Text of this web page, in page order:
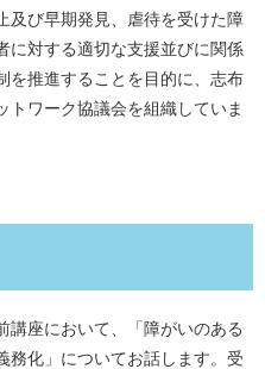
び早期発見、虐待を受けた障
に対する適切な支援並びに関係
を推進することを目的に、志布
トワーク協議会を組織していま
座において、「障がいのある
務化」についてお話します。受